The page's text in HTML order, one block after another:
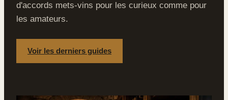
d'accords mets-vins pour les curieux comme pour
les amateurs.
Voir les derniers guides